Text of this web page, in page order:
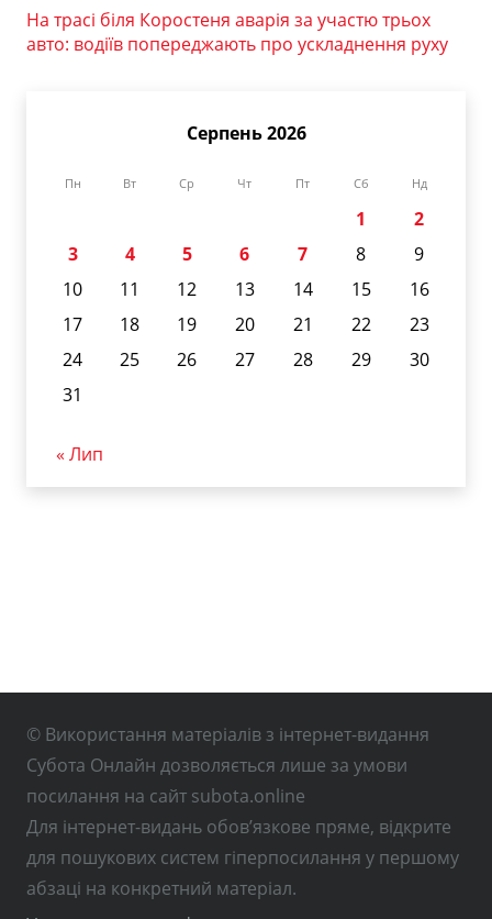
На трасі біля Коростеня аварія за участю трьох
авто: водіїв попереджають про ускладнення руху
Серпень 2026
Пн Вт Ср Чт Пт Сб Нд
1
2
3
4 5 6 7 8
9
10
11 12 13 14 15
16
17
18 19 20 21 22
23
24
25 26 27 28 29
30
31
« Лип
© Використання матеріалів з інтернет-видання
Субота Онлайн дозволяється лише за умови
посилання на сайт subota.online
Для інтернет-видань обов’язкове пряме, відкрите
для пошукових систем гіперпосилання у першому
абзаці на конкретний матеріал.